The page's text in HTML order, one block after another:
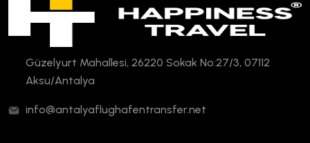
Güzelyurt Mahallesi, 26220 Sokak No:27/3, 07112
Aksu/Antalya
info@antalyaflughafentransfer.net